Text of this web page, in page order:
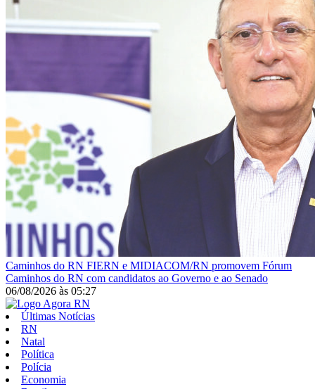
Caminhos do RN FIERN e MIDIACOM/RN promovem Fórum
Caminhos do RN com candidatos ao Governo e ao Senado
06/08/2026 às 05:27
Últimas Notícias
RN
Natal
Política
Polícia
Economia